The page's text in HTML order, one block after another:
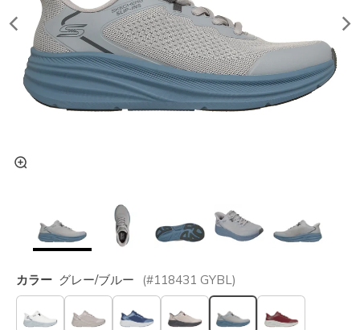
カラー グレー/ブルー (#118431 GYBL)